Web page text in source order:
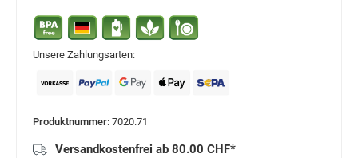
Unsere Zahlungsarten:
Produktnummer: 7020.71
Versandkostenfrei ab 80.00 CHF*